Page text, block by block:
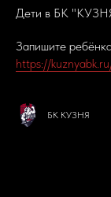
Дети в БК
Запишите
https://
БК КУЗНЯ